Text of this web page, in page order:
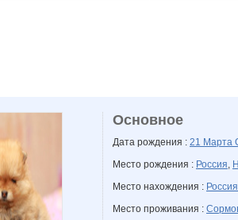
Основное
Дата рождения : 21 Марта
Место рождения : Россия,
Место нахождения : Россия
Место проживания :